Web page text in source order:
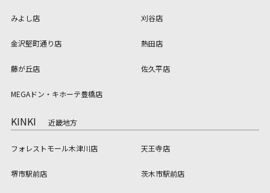
みよし店 刈谷店
金沢堅町通り店 熱田店
藤が丘店 佐久平店
MEGAドン・キホーテ豊橋店
KINKI 近畿地方
フォレストモール木津川店 天王寺店
堺市駅前店 茨木市駅前店